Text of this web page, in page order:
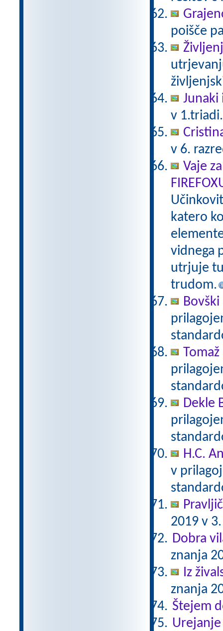
poišče
Junaki
v
v 6.
Vaje
katero
vidnega
utrjuje
trudom.
Dekle
H.C.
v
2019 v
Dobra
znanja
Iz
znanja
Štejem